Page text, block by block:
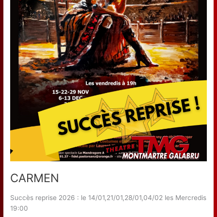
CARMEN
Succès reprise 2026 : le 14/01,21/01,28/01,04/02 les Mercredis
19:00